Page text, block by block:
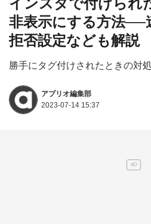
インスタで付けられ
非表示にする方法──
拒否設定なども解説
勝手にタグ付けされたときの対
アプリオ編集部
2023-07-14 15:37